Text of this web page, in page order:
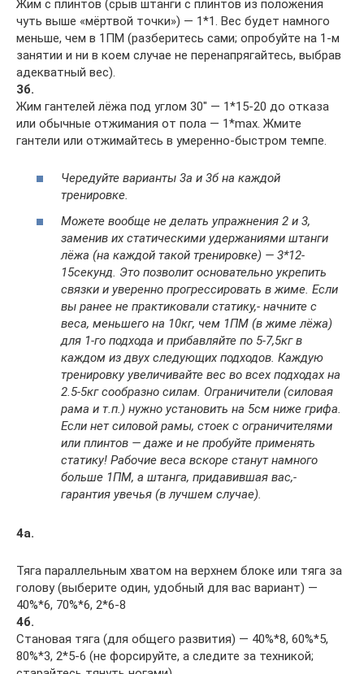
Жим с плинтов (срыв штанги с плинтов из положения
чуть выше «мёртвой точки») — 1*1. Вес будет намного
меньше, чем в 1ПМ (разберитесь сами; опробуйте на 1-м
занятии и ни в коем случае не перенапрягайтесь, выбрав
адекватный вес).
3б.
Жим гантелей лёжа под углом 30″ — 1*15-20 до отказа
или обычные отжимания от пола — 1*max. Жмите
гантели или отжимайтесь в умеренно-быстром темпе.
Чередуйте варианты 3а и 3б на каждой
тренировке.
Можете вообще не делать упражнения 2 и 3,
заменив их статическими удержаниями штанги
лёжа (на каждой такой тренировке) — 3*12-
15секунд. Это позволит основательно укрепить
связки и уверенно прогрессировать в жиме. Если
вы ранее не практиковали статику,- начните с
веса, меньшего на 10кг, чем 1ПМ (в жиме лёжа)
для 1-го подхода и прибавляйте по 5-7,5кг в
каждом из двух следующих подходов. Каждую
тренировку увеличивайте вес во всех подходах на
2.5-5кг сообразно силам. Ограничители (силовая
рама и т.п.) нужно установить на 5см ниже грифа.
Если нет силовой рамы, стоек с ограничителями
или плинтов — даже и не пробуйте применять
статику! Рабочие веса вскоре станут намного
больше 1ПМ, а штанга, придавившая вас,-
гарантия увечья (в лучшем случае).
4а.
Тяга параллельным хватом на верхнем блоке или тяга за
голову (выберите один, удобный для вас вариант) —
40%*6, 70%*6, 2*6-8
4б.
Становая тяга (для общего развития) — 40%*8, 60%*5,
80%*3, 2*5-6 (не форсируйте, а следите за техникой;